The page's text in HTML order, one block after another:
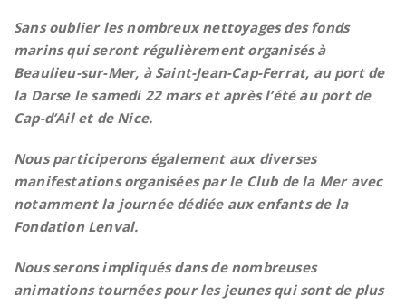
Sans oublier les nombreux nettoyages des fonds
marins qui seront régulièrement organisés à
Beaulieu-sur-Mer, à Saint-Jean-Cap-Ferrat, au port de
la Darse le samedi 22 mars et après l’été au port de
Cap-d’Ail et de Nice.
Nous participerons également aux diverses
manifestations organisées par le Club de la Mer avec
notamment la journée dédiée aux enfants de la
Fondation Lenval.
Nous serons impliqués dans de nombreuses
animations tournées pour les jeunes qui sont de plus